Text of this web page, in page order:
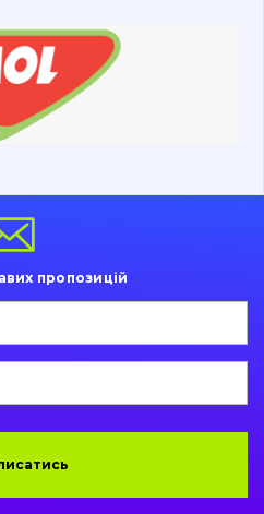
пропозицій